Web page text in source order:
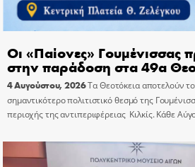
Οι «Παίονες» Γουμένισσας
στην παράδοση στα 49α
4 Αυγούστου, 2026Τα Θεοτόκεια αποτελούν
σημαντικότερο πολιτιστικό θεσμό της
περιοχής της αντιπεριφέρειας Κιλκίς. Κάθε